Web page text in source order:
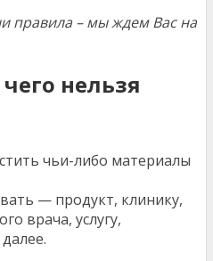
правила – мы ждем Вас на
нельзя
чьи-либо материалы
— продукт, клинику,
врача, услугу,